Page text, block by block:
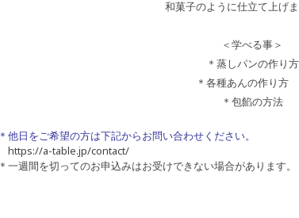
和菓子のように仕立て上げ
＜学べる事＞
＊蒸しパンの作り方
＊各種あんの作り方
＊包餡の方法
＊他日をご希望の方は下記からお問い合わせください。
https://a-table.jp/contact/
＊一週間を切ってのお申込みはお受けできない場合があります。